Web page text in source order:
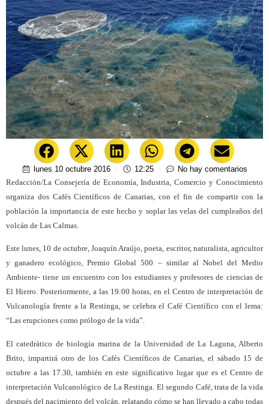
lunes 10 octubre 2016 12:25
No hay comentarios
Redacción/La Consejería de Economía, Industria, Comercio y Conocimiento
organiza dos Cafés Científicos de Canarias, con el fin de compartir con la
población la importancia de este hecho y soplar las velas del cumpleaños del
volcán de Las Calmas.
Este lunes, 10 de octubre, Joaquín Araújo, poeta, escritor, naturalista, agricultor
y ganadero ecológico, Premio Global 500 – similar al Nobel del Medio
Ambiente- tiene un encuentro con los estudiantes y profesores de ciencias de
El Hierro. Posteriormente, a las 19:00 horas, en el Centro de interpretación de
Vulcanología frente a la Restinga, se celebra el Café Científico con el lema:
“Las erupciones como prólogo de la vida”.
El catedrático de biología marina de la Universidad de La Laguna, Alberto
Brito, impartirá otro de los Cafés Científicos de Canarias, el sábado 15 de
octubre a las 17.30, también en este significativo lugar que es el Centro de
interpretación Vulcanológico de La Restinga. El segundo Café, trata de la vida
después del nacimiento del volcán, relatando cómo se han llevado a cabo todas